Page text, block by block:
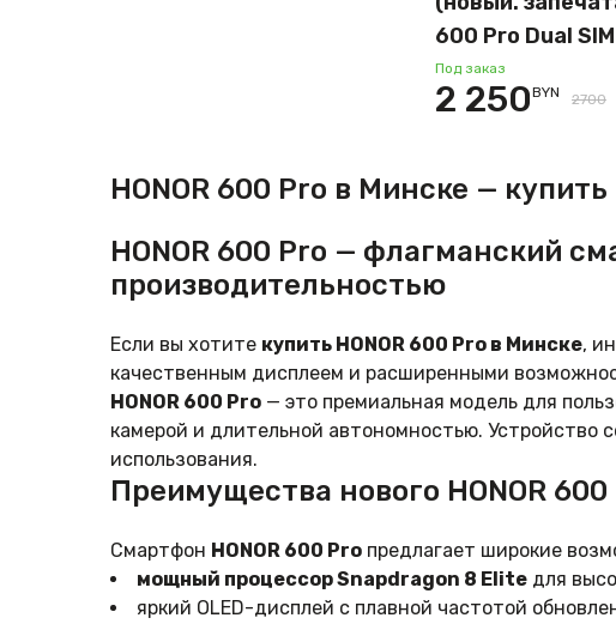
600 Pro Dual SIM
12GB/256GB
Под заказ
2 250BYN 2700
HONOR 600 Pro в Минске —
HONOR 600 Pro — флагманский
производительностью
Если вы хотите купить HONOR 600 Pro в Минске,
качественным дисплеем и расширенными
HONOR 600 Pro — это премиальная модель для
камерой и длительной автономностью. Устройство
использования.
Преимущества нового HONOR 600
Смартфон HONOR 600 Pro предлагает широкие
мощный процессор Snapdragon 8 Elite для
яркий OLED-дисплей с плавной частотой